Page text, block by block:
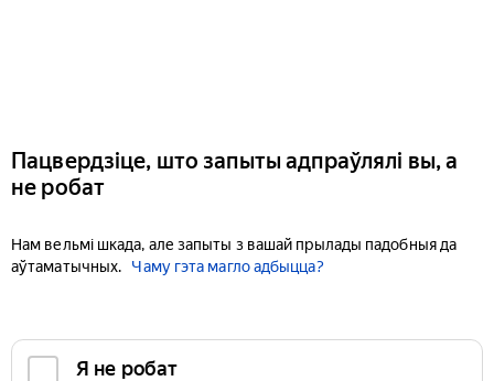
Пацвердзіце, што запыты адпраўлялі вы, а
не робат
Нам вельмі шкада, але запыты з вашай прылады падобныя да
аўтаматычных.
Чаму гэта магло адбыцца?
Я не робат